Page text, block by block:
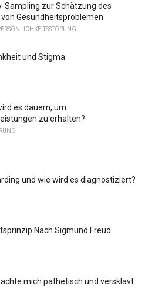
Sampling zur Schätzung des
Gesundheitsproblemen
und Stigma
es dauern, um
zu erhalten?
und wie wird es diagnostiziert?
Nach Sigmund Freud
mich pathetisch und versklavt